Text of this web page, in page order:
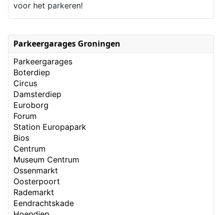
Parkeergarages Groningen
Parkeergarages
Boterdiep
Circus
Damsterdiep
Euroborg
Forum
Station Europapark
Bios
Centrum
Museum Centrum
Ossenmarkt
Oosterpoort
Rademarkt
Eendrachtskade
voor het parkeren!